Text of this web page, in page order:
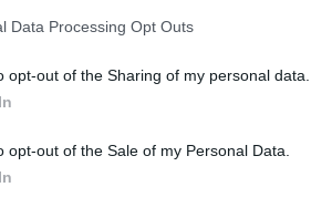
Data Processing Opt Outs
opt-out of the Sharing of my personal data.
opt-out of the Sale of my Personal Data.